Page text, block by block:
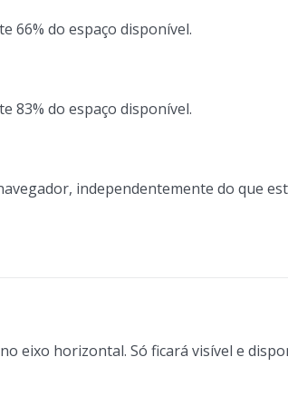
66% do espaço disponível.
83% do espaço disponível.
independentemente do que
eixo horizontal. Só ficará visível e